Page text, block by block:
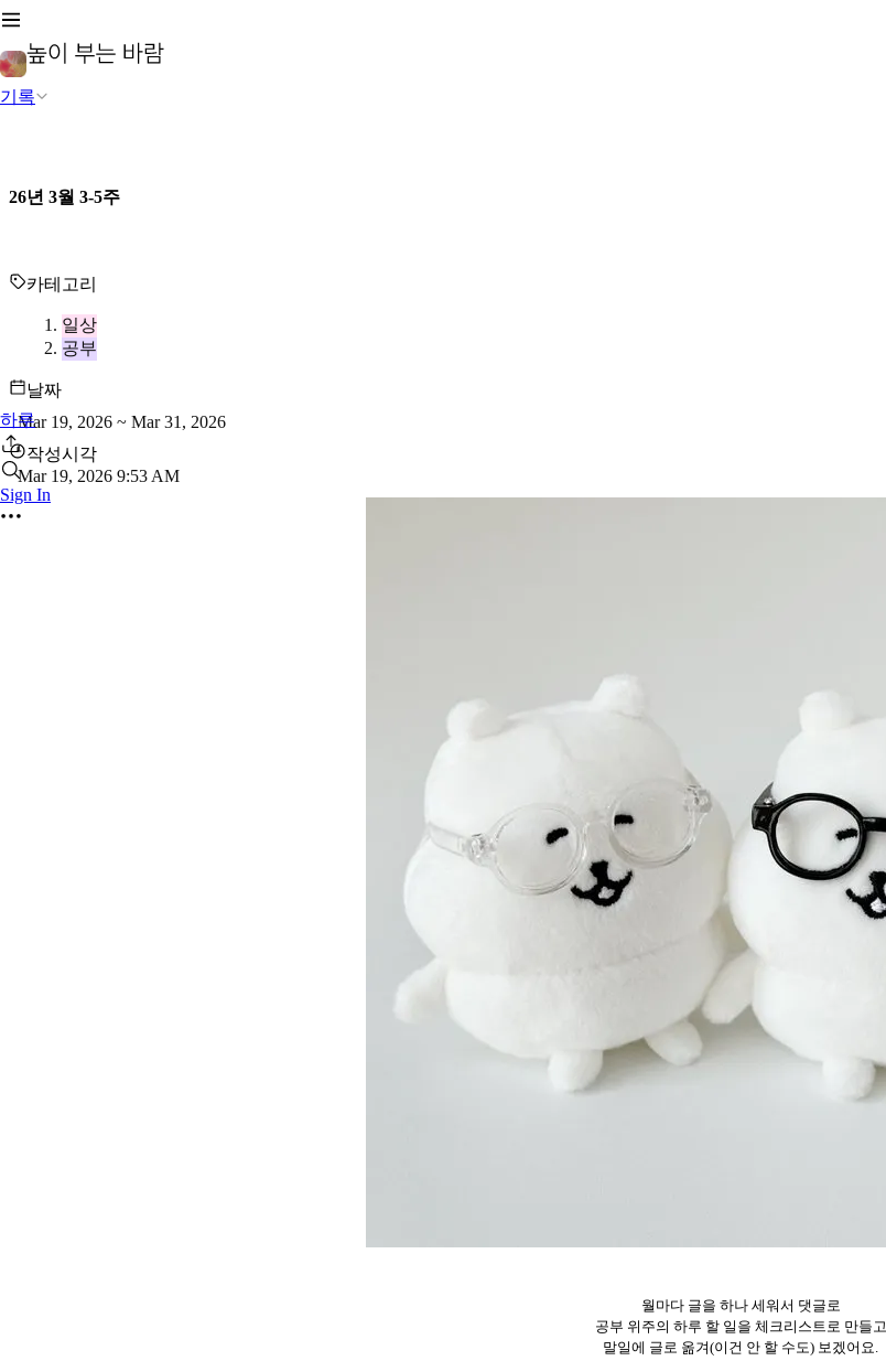
기록
하루
Sign In
26년 3월 3-5주
카테고리
일상
공부
날짜
Mar 19, 2026 ~ Mar 31, 2026
작성시각
Mar 19, 2026 9:53 AM
월마다 글을 하나 세워서 댓글로
공부 위주의 하루 할 일을 체크리스트로 만들고
말일에 글로 옮겨(이건 안 할 수도) 보겠어요.